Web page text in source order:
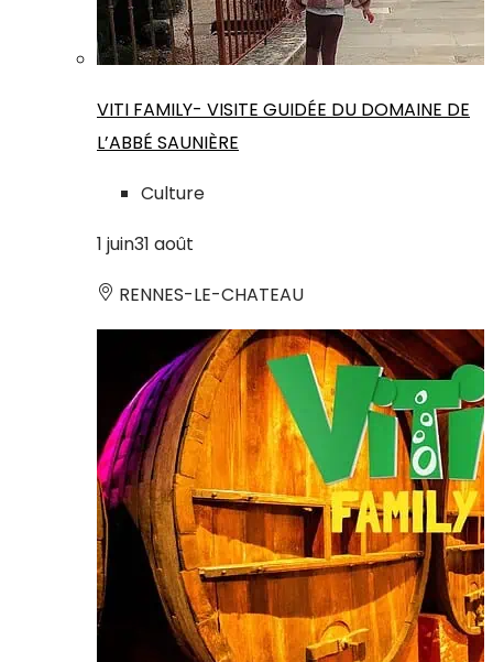
VITI FAMILY- VISITE GUIDÉE DU DOMAINE DE
L’ABBÉ SAUNIÈRE
Culture
1 juin31 août
RENNES-LE-CHATEAU